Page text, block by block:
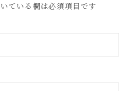
ている欄は必須項目です